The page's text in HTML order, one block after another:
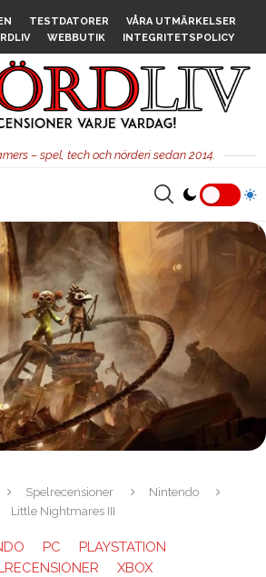
TESTDATORER
VÅRA UTMÄRKELSER
WEBBUTIK INTEGRITETSPOLICY
– spel, tech och nörderi sedan 2014.
Spelrecensioner
Nintendo
Little Nightmares III
PC
PLAYSTATION
XBOX